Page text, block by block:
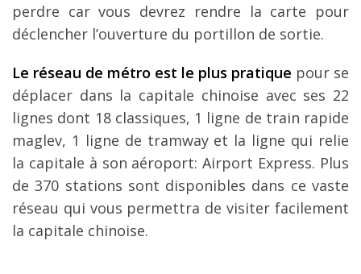
perdre car vous devrez rendre la carte pour
déclencher l’ouverture du portillon de sortie.
Le réseau de métro est le plus pratique pour se
déplacer dans la capitale chinoise avec ses 22
lignes dont 18 classiques, 1 ligne de train rapide
maglev, 1 ligne de tramway et la ligne qui relie
la capitale à son aéroport: Airport Express. Plus
de 370 stations sont disponibles dans ce vaste
réseau qui vous permettra de visiter facilement
la capitale chinoise.